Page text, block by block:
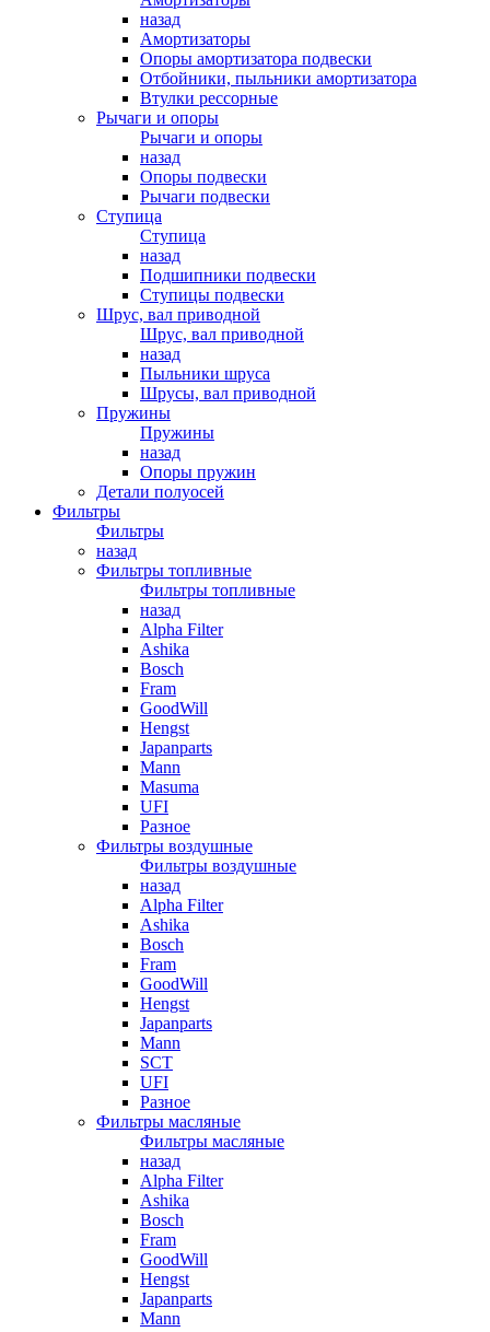
назад
Амортизаторы
Опоры амортизатора подвески
Отбойники, пыльники амортизатора
Втулки рессорные
Рычаги и опоры
Рычаги и опоры
назад
Опоры подвески
Рычаги подвески
Ступица
Ступица
назад
Подшипники подвески
Ступицы подвески
Шрус, вал приводной
Шрус, вал приводной
назад
Пыльники шруса
Шрусы, вал приводной
Пружины
Пружины
назад
Опоры пружин
Детали полуосей
Фильтры
Фильтры
назад
Фильтры топливные
Фильтры топливные
назад
Alpha Filter
Ashika
Bosch
Fram
GoodWill
Hengst
Japanparts
Mann
Masuma
UFI
Разное
Фильтры воздушные
Фильтры воздушные
назад
Alpha Filter
Ashika
Bosch
Fram
GoodWill
Hengst
Japanparts
Mann
SCT
UFI
Разное
Фильтры масляные
Фильтры масляные
назад
Alpha Filter
Ashika
Bosch
Fram
GoodWill
Hengst
Japanparts
Mann